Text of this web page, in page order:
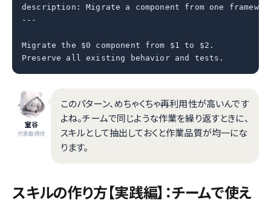
description: Migrate a component from one
---
Migrate the $0 component from $1 to $2.
Preserve all existing behavior and tests.
室谷
代表取締役
このパターン、めちゃくちゃ再利用性が高いんです
よね。チームで同じような作業を繰り返すときに、
スキルとして抽出しておくと作業品質が均一にな
ります。
スキルの作り方【実践編】：チームで使え